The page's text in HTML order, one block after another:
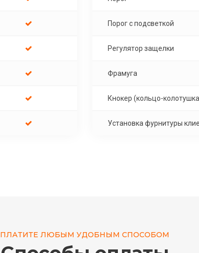
Порог с подсветкой
Регулятор защелки
Фрамуга
Кнокер (кольцо-
Установка фурнитуры
ПЛАТИТЕ ЛЮБЫМ УДОБНЫМ СПОСОБОМ